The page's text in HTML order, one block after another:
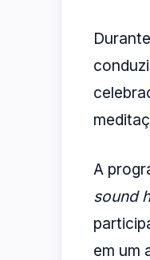
A
sound
em um